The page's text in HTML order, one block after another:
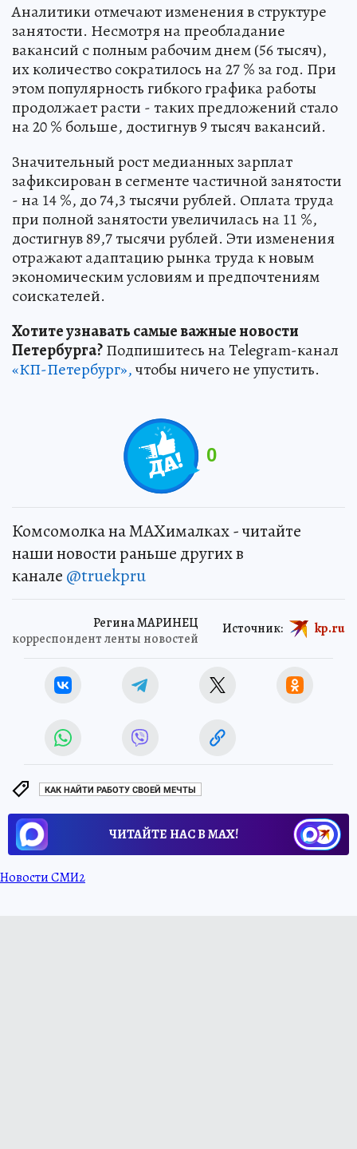
Аналитики отмечают изменения в структуре
занятости. Несмотря на преобладание
вакансий с полным рабочим днем (56 тысяч),
их количество сократилось на 27 % за год. При
этом популярность гибкого графика работы
продолжает расти - таких предложений стало
на 20 % больше, достигнув 9 тысяч вакансий.
Значительный рост медианных зарплат
зафиксирован в сегменте частичной занятости
- на 14 %, до 74,3 тысячи рублей. Оплата труда
при полной занятости увеличилась на 11 %,
достигнув 89,7 тысячи рублей. Эти изменения
отражают адаптацию рынка труда к новым
экономическим условиям и предпочтениям
соискателей.
Хотите узнавать самые важные новости
Петербурга?Подпишитесь на Telegram-канал
«КП-Петербург»,чтобы ничего не упустить.
0
Комсомолка на MAXималках - читайте
наши новости раньше других в
канале @truekpru
Регина МАРИНЕЦ
корреспондент ленты новостей
Источник: kp.ru
КАК НАЙТИ РАБОТУ СВОЕЙ МЕЧТЫ
ЧИТАЙТЕ НАС В МАХ!
Новости СМИ2